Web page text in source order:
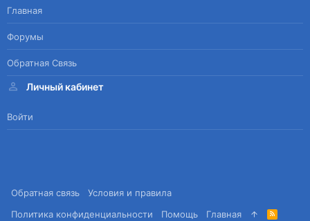
Главная
Форумы
Обратная Связь
Личный кабинет
Войти
Обратная связь
Условия и правила
Политика конфиденциальности
Помощь Главная
R